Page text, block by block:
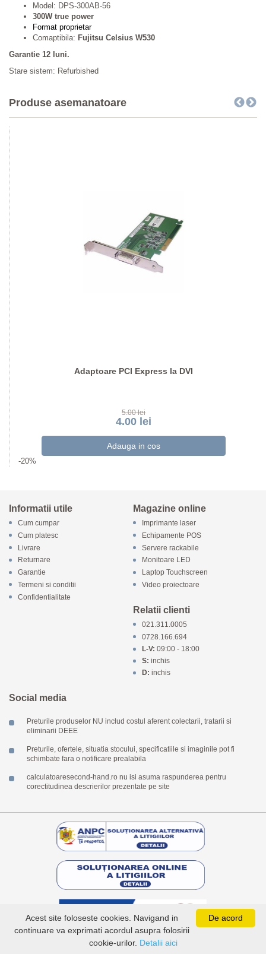
Model: DPS-300AB-56
300W true power
Format proprietar
Comaptibila: Fujitsu Celsius W530
Garantie 12 luni.
Stare sistem: Refurbished
Produse asemanatoare
Adaptoare PCI Express la DVI
5.00 lei
4.00 lei
-20%
Informatii utile
Cum cumpar
Cum platesc
Livrare
Returnare
Garantie
Termeni si conditii
Confidentialitate
Magazine online
Imprimante laser
Echipamente POS
Servere rackabile
Monitoare LED
Laptop Touchscreen
Video proiectoare
Relatii clienti
021.311.0005
0728.166.694
L-V: 09:00 - 18:00
S: inchis
D: inchis
Social media
Preturile produselor NU includ costul aferent colectarii, tratarii si
eliminarii DEEE
Preturile, ofertele, situatia stocului, specificatiile si imaginile pot fi
schimbate fara o notificare prealabila
calculatoaresecond-hand.ro nu isi asuma raspunderea pentru
corectitudinea descrierilor prezentate pe site
Copyright © 2026 calculatoaresecond-hand.ro -
De acord
Acest site foloseste cookies. Navigand in
continuare va exprimati acordul asupra folosirii
cookie-urilor. Detalii aici